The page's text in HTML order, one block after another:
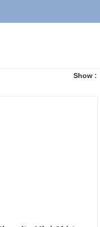
Show